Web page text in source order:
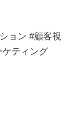
ョン #顧客視
ケティング